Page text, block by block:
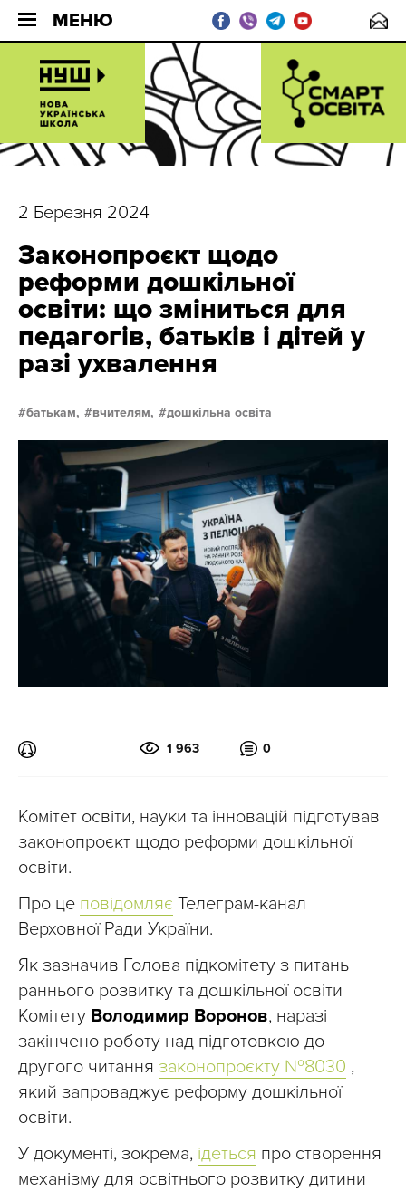
МЕНЮ
2 Березня 2024
Законопроєкт щодо
реформи дошкільної
освіти: що зміниться для
педагогів, батьків і дітей у
разі ухвалення
батькам, вчителям, дошкільна освіта
1 963 0
Комітет освіти, науки та інновацій підготував
законопроєкт щодо реформи дошкільної
освіти.
Про це повідомляє Телеграм-канал
Верховної Ради України.
Як зазначив Голова підкомітету з питань
раннього розвитку та дошкільної освіти
Комітету Володимир Воронов, наразі
закінчено роботу над підготовкою до
другого читання законопроєкту №8030 ,
який запроваджує реформу дошкільної
освіти.
У документі, зокрема, ідеться про створення
механізму для освітнього розвитку дитини